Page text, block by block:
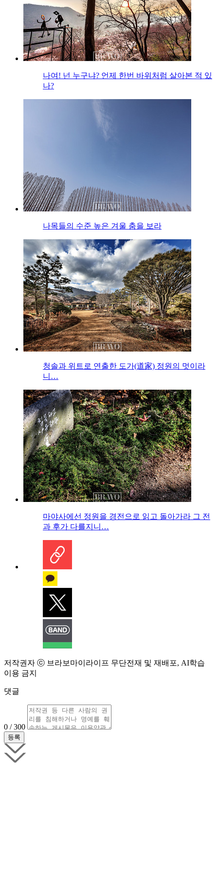
나여! 넌 누구냐? 언제 한번 바위처럼 살아본 적 있
나?
나목들의 수준 높은 겨울 춤을 보라
청솔과 위트로 연출한 도가(道家) 정원의 멋이라
니…
마야사에선 정원을 경전으로 읽고 돌아가라 그 전
과 후가 다를지니…
저작권자 ⓒ 브라보마이라이프 무단전재 및 재배포, AI학습
이용 금지
댓글
0 / 300